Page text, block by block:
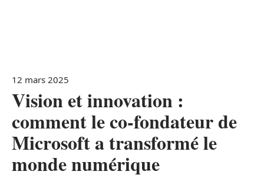
12 mars 2025
Vision et innovation :
comment le co-fondateur de
Microsoft a transformé le
monde numérique